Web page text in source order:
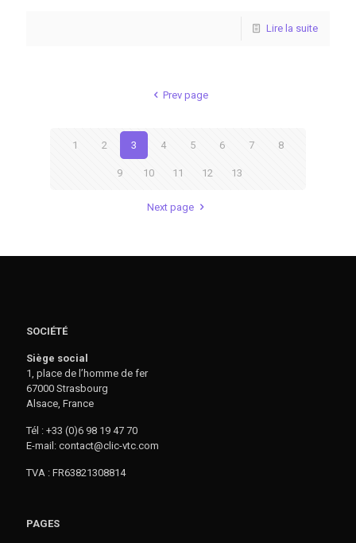
Lire la suite
Prev page
1 2 3 4 5 6 7 8
9 10 11 12 13
Next page
SOCIÉTÉ
Siège social
1, place de l’homme de fer
67000 Strasbourg
Alsace, France
Tél : +33 (0)6 98 19 47 70
E-mail: contact@clic-vtc.com
TVA : FR63821308814
PAGES